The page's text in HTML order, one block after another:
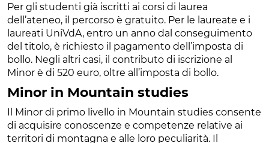
Per gli studenti già iscritti ai corsi di laurea
dell’ateneo, il percorso è gratuito. Per le laureate e i
laureati UniVdA, entro un anno dal conseguimento
del titolo, è richiesto il pagamento dell’imposta di
bollo. Negli altri casi, il contributo di iscrizione al
Minor è di 520 euro, oltre all’imposta di bollo.
Minor in Mountain studies
Il Minor di primo livello in Mountain studies consente
di acquisire conoscenze e competenze relative ai
territori di montagna e alle loro peculiarità. Il